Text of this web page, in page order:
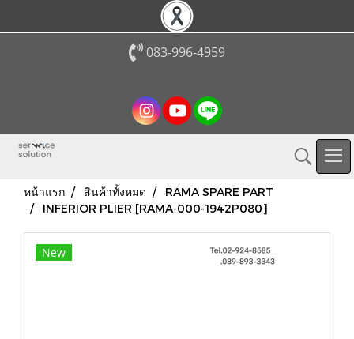
083-996-4959
หน้าแรก สินค้าทั้งหมด
RAMA SPARE PART
INFERIOR PLIER [RAMA-000-1942P080]
New